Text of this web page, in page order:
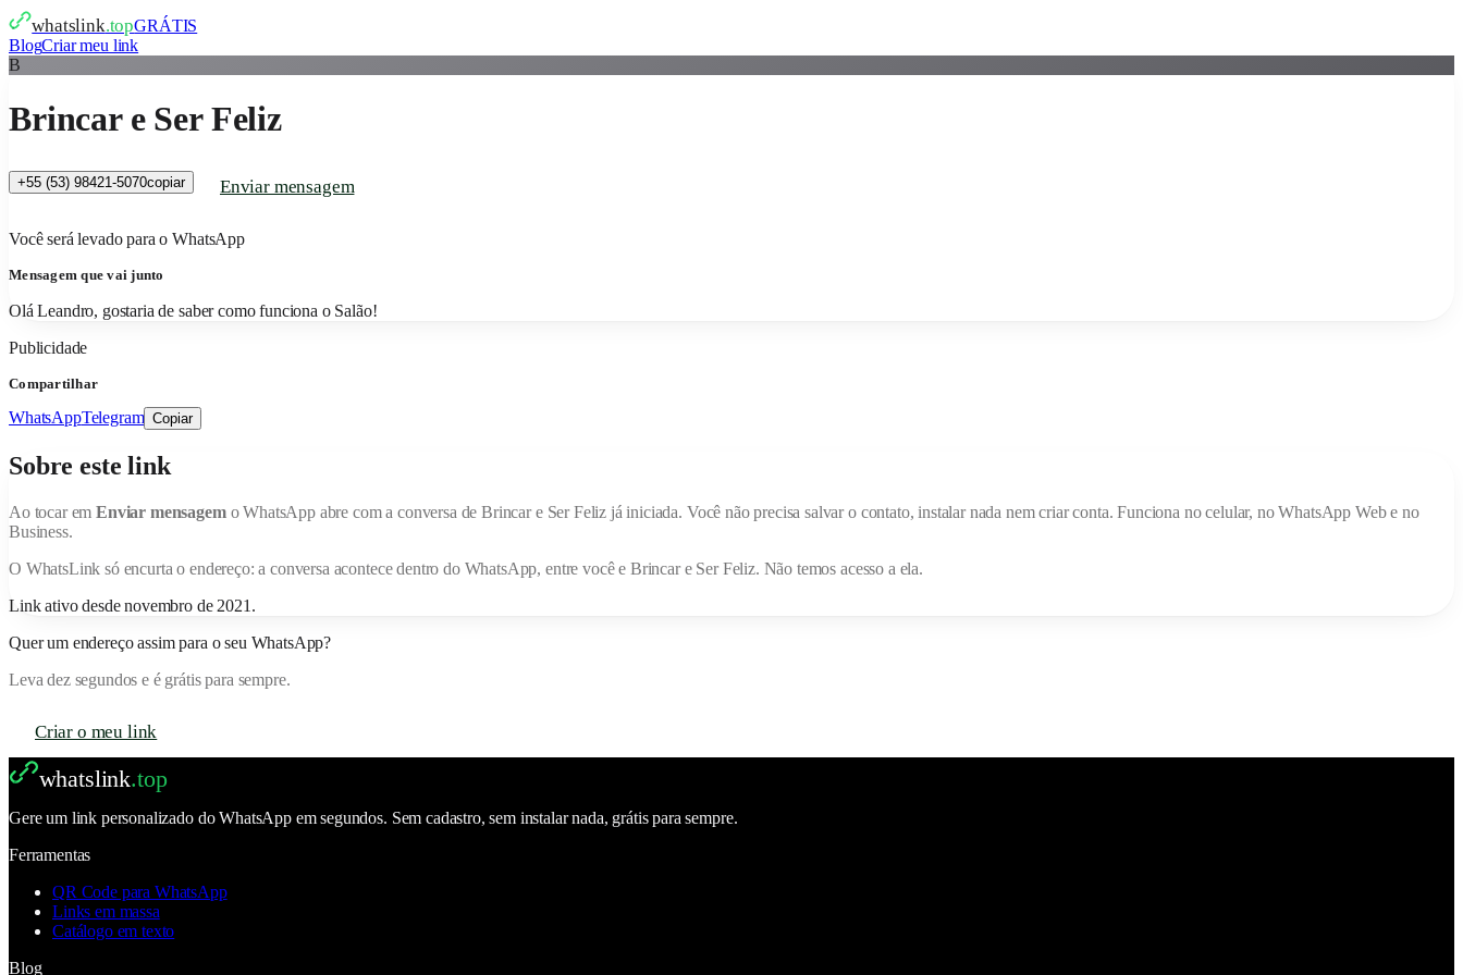
whatslink.topGRÁTIS
BlogCriar meu link
B
Brincar e Ser Feliz
+55 (53) 98421-5070copiar Enviar mensagem
Você será levado para o WhatsApp
Mensagem que vai junto
Olá Leandro, gostaria de saber como funciona o Salão!
Publicidade
Compartilhar
WhatsAppTelegram Copiar
Sobre este link
Ao tocar emEnviar mensagem o WhatsApp abre com a conversa deBrincar e Ser Feliz já iniciada. Você não precisa salvar o contato, instalar nada nem criar conta. Funciona no celular, no WhatsApp Web e no
Business.
O WhatsLink só encurta o endereço: a conversa acontece dentro do WhatsApp, entre você e Brincar e Ser Feliz. Não temos acesso a ela.
Link ativo desde novembro de 2021 .
Quer um endereço assim para o seu WhatsApp?
Leva dez segundos e é grátis para sempre.
Criar o meu link
whatslink.top
Gere um link personalizado do WhatsApp em segundos. Sem cadastro, sem instalar nada, grátis para sempre.
Ferramentas
QR Code para WhatsApp
Links em massa
Catálogo em texto
Blog